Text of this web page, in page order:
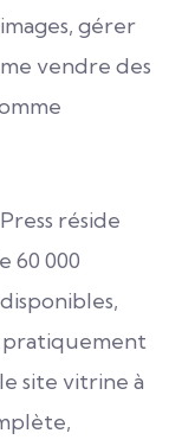
gérer
vendre des
réside
60 000
pratiquement
site vitrine à